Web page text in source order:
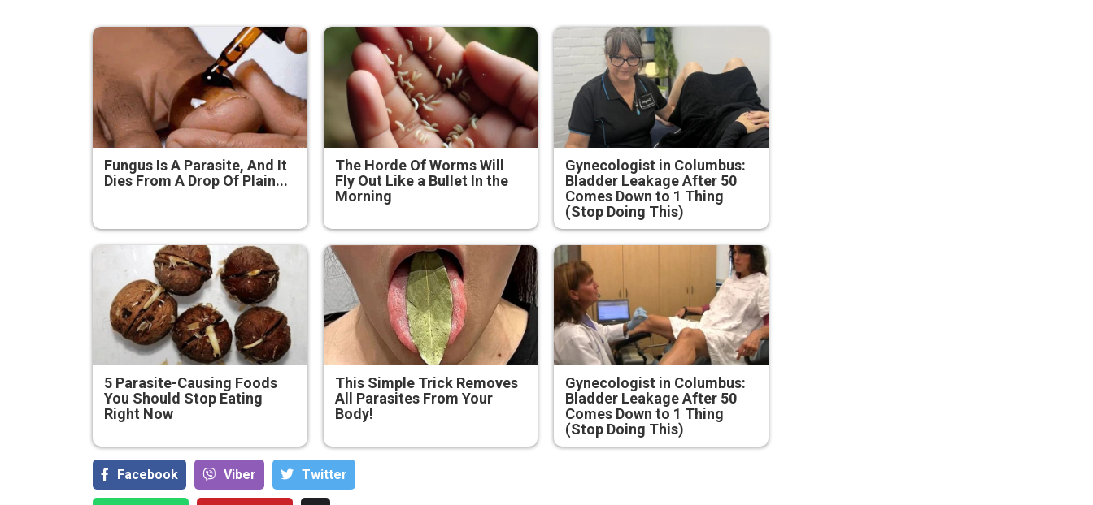
Fungus Is A Parasite, And It
Dies From A Drop Of Plain...
The Horde Of Worms Will
Fly Out Like a Bullet In the
Morning
Gynecologist in Columbus:
Bladder Leakage After 50
Comes Down to 1 Thing
(Stop Doing This)
5 Parasite-Causing Foods
You Should Stop Eating
Right Now
This Simple Trick Removes
All Parasites From Your
Body!
Gynecologist in Columbus:
Bladder Leakage After 50
Comes Down to 1 Thing
(Stop Doing This)
Facebook Viber Тwitter